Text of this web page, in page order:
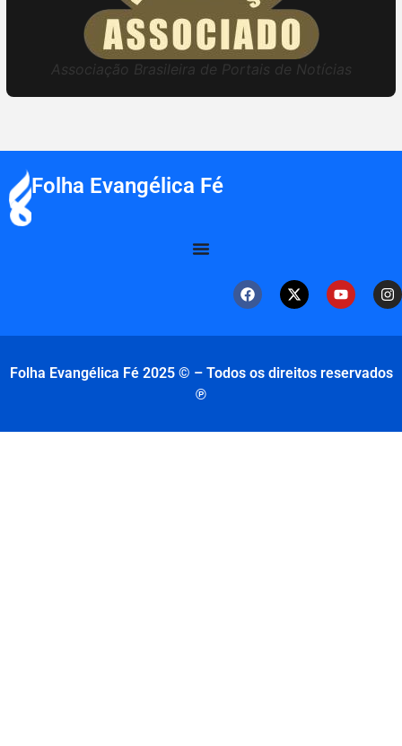
Associação Brasileira de Portais de Notícias
Folha Evangélica Fé
Folha Evangélica Fé 2025 © – Todos os direitos reservados
℗